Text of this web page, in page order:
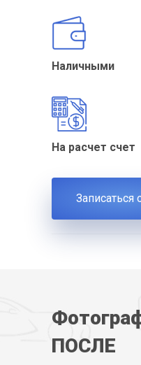
Наличными
На расчет счет
Записаться
ПОСЛЕ